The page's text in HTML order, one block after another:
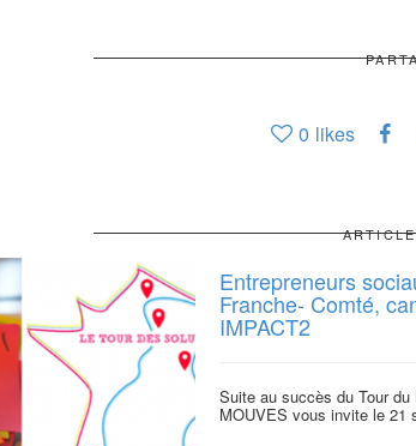
0 likes
Entrepreneurs
Franche- Comté,
IMPACT2
Suite au succès du Tour
MOUVES vous invite le 21